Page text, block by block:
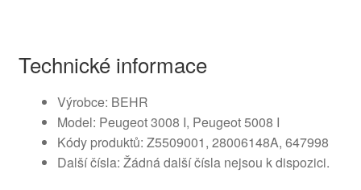
Technické informace
Výrobce: BEHR
Model: Peugeot 3008 I, Peugeot 5008 I
Kódy produktů: Z5509001, 28006148A, 647998
Další čísla: Žádná další čísla nejsou k dispozici.